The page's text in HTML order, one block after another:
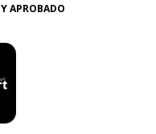
APROBADO